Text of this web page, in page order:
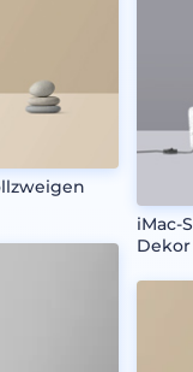
iMac-
Dekor